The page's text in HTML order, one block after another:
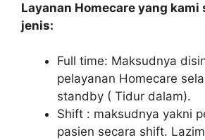
Layanan Homecare yang kami
jenis:
Full time: Maksudnya
pelayanan Homecare
standby ( Tidur dalam).
Shift : maksudnya yakni
pasien secara shift.